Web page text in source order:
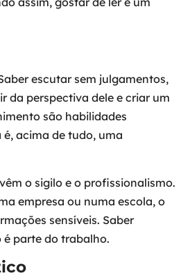
escutar sem julgamentos,
da perspectiva dele e criar um
são habilidades
é, acima de tudo, uma
o sigilo e o profissionalismo.
empresa ou numa escola, o
sensíveis. Saber
é parte do trabalho.